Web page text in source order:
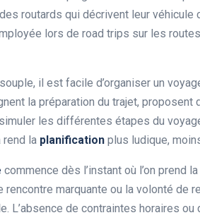
routards qui décrivent leur
lors de road trips sur les routes
il est facile d’organiser un
la préparation du trajet,
les différentes étapes du
rend la planification plus ludique,
commence dès l’instant où l’on prend
rencontre marquante ou la volonté de
L’absence de contraintes horaires